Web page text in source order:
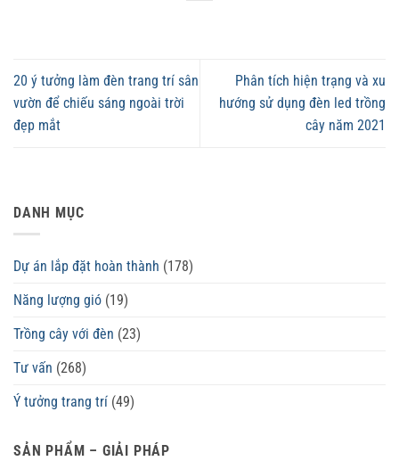
20 ý tưởng làm đèn trang trí sân
vườn để chiếu sáng ngoài trời
đẹp mắt
Phân tích hiện trạng và xu
hướng sử dụng đèn led trồng
cây năm 2021
DANH MỤC
Dự án lắp đặt hoàn thành (178)
Năng lượng gió (19)
Trồng cây với đèn (23)
Tư vấn (268)
Ý tưởng trang trí (49)
SẢN PHẨM – GIẢI PHÁP